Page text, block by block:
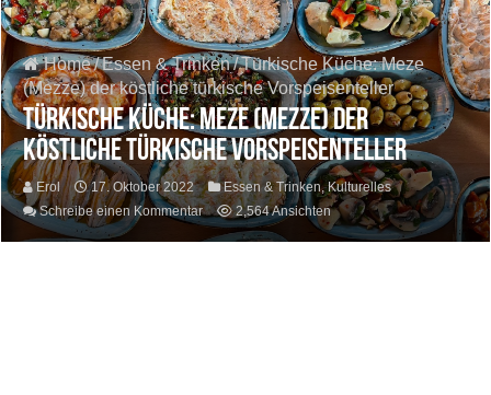
Home/Essen & Trinken/Türkische Küche: Meze
(Mezze) der köstliche türkische Vorspeisenteller
Türkische Küche: Meze (Mezze) der
köstliche türkische Vorspeisenteller
Erol 17. Oktober 2022 Essen & Trinken,Kulturelles
Schreibe einen Kommentar
2,564 Ansichten